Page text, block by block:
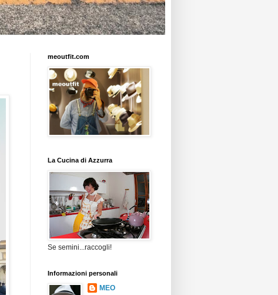
meoutfit.com
La Cucina di Azzurra
Se semini...raccogli!
Informazioni personali
MEO